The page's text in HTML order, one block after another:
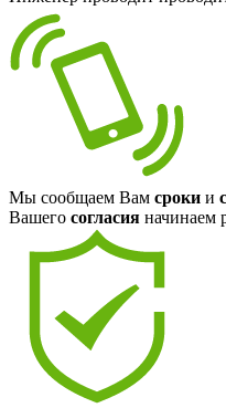
Мы сообщаем Вам сроки и
Вашего согласия начинаем